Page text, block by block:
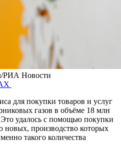
РИА Новости
для покупки товаров и услуг
газов в объёме 18 млн
удалось с помощью покупки
новых, производство которых
такого количества